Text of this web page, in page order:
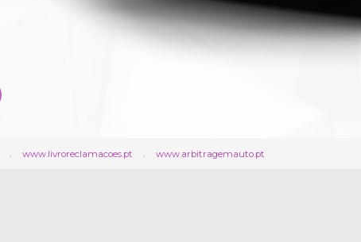
www.livroreclamacoes.pt www.arbitragemauto.pt